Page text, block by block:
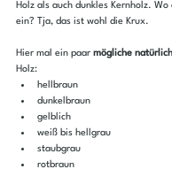
Holz als auch dunkles Kernholz.
ein? Tja, das ist wohl die Krux.
Hier mal ein paar mögliche
Holz:
hellbraun
dunkelbraun
gelblich
weiß bis hellgrau
staubgrau
rotbraun